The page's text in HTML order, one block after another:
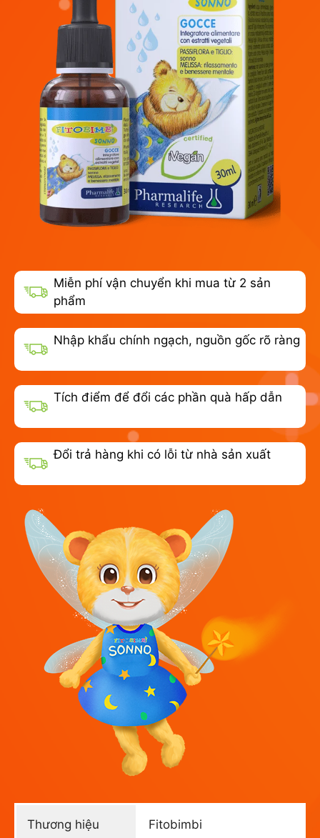
Miễn phí vận chuyển khi mua từ 2 sản
phẩm
Nhập khẩu chính ngạch, nguồn gốc rõ ràng
Tích điểm để đổi các phần quà hấp dẫn
Đổi trả hàng khi có lỗi từ nhà sản xuất
Thương hiệu Fitobimbi